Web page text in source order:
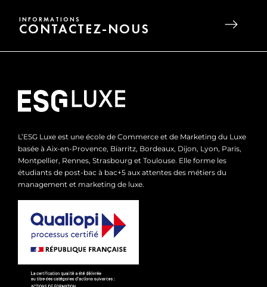
INFORMATIONS
CONTACTEZ-NOUS
L’ESG Luxe est une école de Commerce et de Marketing du Luxe
basée à Aix-en-Provence, Biarritz, Bordeaux, Dijon, Lyon, Paris,
Montpellier, Rennes, Strasbourg et Toulouse. Elle forme les
étudiants de post-bac à bac+5 aux attentes des métiers du
management et marketing de luxe.